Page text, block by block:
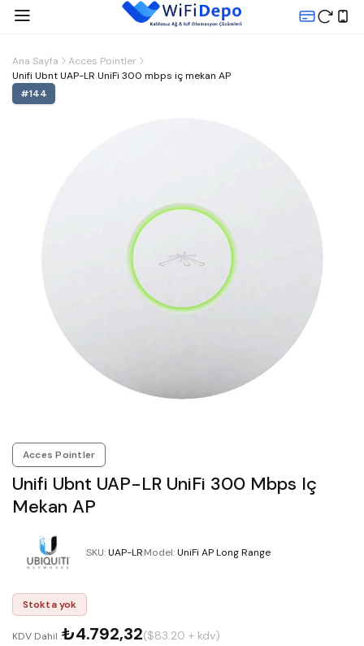
Ana Sayfa
Acces Pointler
Unifi Ubnt UAP-LR UniFi 300 mbps iç mekan AP
#144
Acces Pointler
Unifi Ubnt UAP-LR UniFi 300 Mbps Iç
Mekan AP
SKU:UAP-LRModel:UniFi AP Long Range
Stokta yok
KDV Dahil :₺4.792,32($83.20 + kdv)